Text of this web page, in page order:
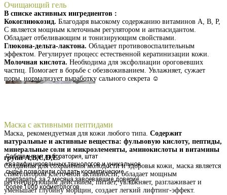
Собственная лаборатория, штат
квалифицированных технологов и уникальное
сырьё позволили создать косметические
препараты, за 2 месяца завоевавшие доверие
более 1000 косметологов.
Очищающий гель
В списке активных ингредиентов :
Кокоглиюкозид. Благодаря высокому содержанию витаминов А, В, Р,
С является мощным клеточным регулятором и антиасидантом.
Обладает отбеливающим и тонизирующим свойствами.
Глюкона-дельта-лактона. Обладает противовоспалительным
эффектом. Регулирует процесс естественной кератинизации кожи.
Молочная кислота. Необходима для эксфолиации ороговевших
частиц. Помогает в борьбе с обезвоживанием. Увлажняет, сужает
поры, нормализует выработку сального секрета ☺️
Маска с активными пептидами
Маска, рекомендуетмая для кожи любого типа. Содержит
натуральные и активные вещества: фульвовую кислоту, пептиды,
минеральные соли и микроэлементы, аминокислоты и витамины
групп А,В,С,D,Е.
Созданная для сохранения молодости и здоровья кожи, маска является
стимулятором клеточной активности, обладает мощным
регенерирующим действием, питает, увлажняет, разглаживает и
уменьшает глубину морщин, создает легкий лифтинг-эффект.